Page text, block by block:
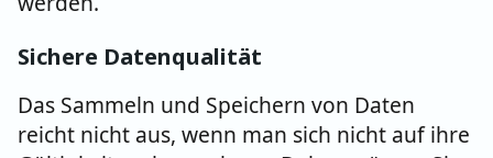
Sichere Datenqualität
Das Sammeln und Speichern von Daten
reicht nicht aus, wenn man sich nicht auf ihre